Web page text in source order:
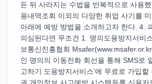
든 뒤 사라지는 수법을 반복적으로 사용
용내역조회 이외의 다양한 취업 사기를
아래에 예방 방법을 소개하고자 한다. 4.
의심된다면 무조건 1. 명의도용방지서비
보통신진흥협회
인 명의의 이동전화 회선을 통해 SMS로
고하기 도용방지서비스’에 무료로 가입